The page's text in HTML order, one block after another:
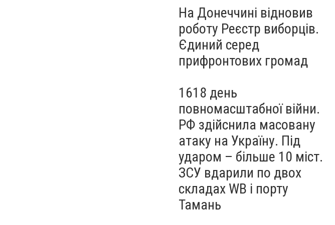
На Донеччині відновив
роботу Реєстр виборців.
Єдиний серед
прифронтових громад
1618 день
повномасштабної війни.
РФ здійснила масовану
атаку на Україну. Під
ударом – більше 10 міст.
ЗСУ вдарили по двох
складах WB і порту
Тамань